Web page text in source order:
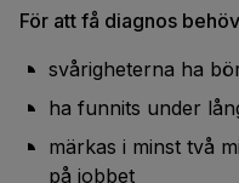
För att få diagnos
svårigheterna ha
ha funnits under
märkas i minst två
på jobbet